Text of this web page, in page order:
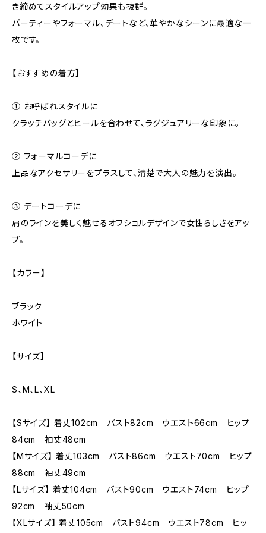
き締めてスタイルアップ効果も抜群。
パーティーやフォーマル、デートなど、華やかなシーンに最適な一
枚です。
【おすすめの着方】
① お呼ばれスタイルに
クラッチバッグとヒールを合わせて、ラグジュアリーな印象に。
➁ フォーマルコーデに
上品なアクセサリーをプラスして、清楚で大人の魅力を演出。
③ デートコーデに
肩のラインを美しく魅せるオフショルデザインで女性らしさをアッ
プ。
【カラー】
ブラック
ホワイト
【サイズ】
S、M、L、XL
【Sサイズ】 着丈102cm バスト82cm ウエスト66cm ヒップ
84cm 袖丈48cm
【Mサイズ】 着丈103cm バスト86cm ウエスト70cm ヒップ
88cm 袖丈49cm
【Lサイズ】 着丈104cm バスト90cm ウエスト74cm ヒップ
92cm 袖丈50cm
【XLサイズ】 着丈105cm バスト94cm ウエスト78cm ヒッ